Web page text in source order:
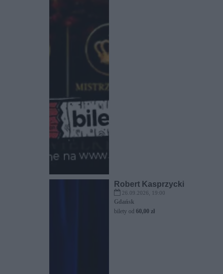
Robert Kasprzycki
26.09.2026, 19:00
Gdańsk
bilety od 60,00 zł